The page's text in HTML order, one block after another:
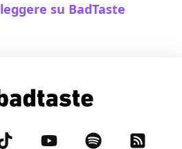
su BadTaste